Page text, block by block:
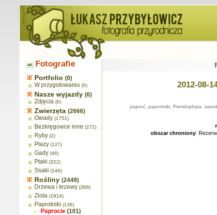
Fotografie
Portfolio (0)
W przygotowaniu (0)
Nasze wyjazdy (6)
Zdjęcia (6)
Zwierzęta (2666)
Owady (1751)
Bezkręgowce inne (272)
Ryby (2)
Płazy (127)
Gady (46)
Ptaki (322)
Ssaki (146)
Rośliny (2449)
Drzewa i krzewy (368)
Zioła (1914)
Paprotniki (136)
Paprocie (101)
2012-08-
paproć, paprotniki, Pteridophyta,
obszar chroniony: